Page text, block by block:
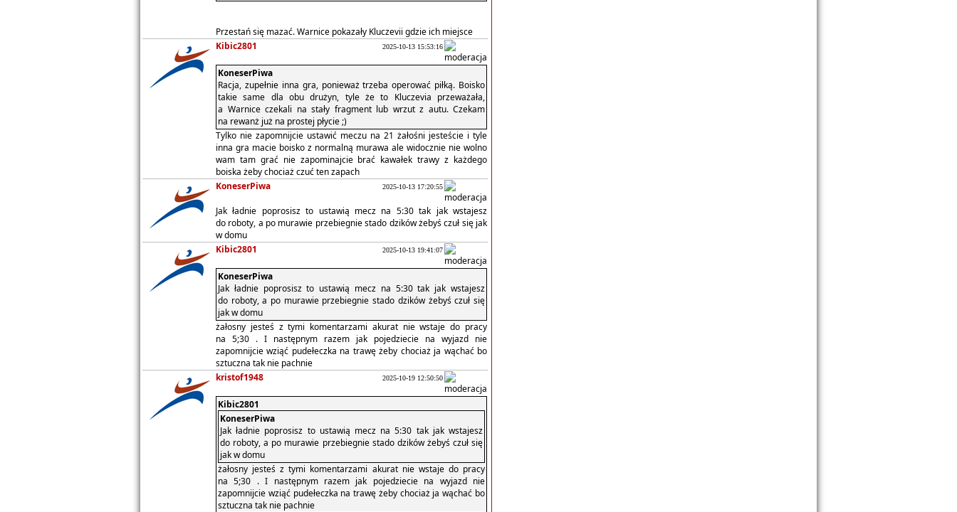
Przestań się mazać. Warnice pokazały Kluczevii gdzie ich miejsce
Kibic2801
2025-10-13 15:53:16
KoneserPiwa
Racja, zupełnie inna gra, ponieważ trzeba operować piłką. Boisko
takie same dla obu drużyn, tyle że to Kluczevia przeważała,
a Warnice czekali na stały fragment lub wrzut z autu. Czekam
na rewanż już na prostej płycie ;)
Tylko nie zapomnijcie ustawić meczu na 21 żałośni jesteście i tyle
inna gra macie boisko z normalną murawa ale widocznie nie wolno
wam tam grać nie zapominajcie brać kawałek trawy z każdego
boiska żeby chociaż czuć ten zapach
KoneserPiwa
2025-10-13 17:20:55
Jak ładnie poprosisz to ustawią mecz na 5:30 tak jak wstajesz
do roboty, a po murawie przebiegnie stado dzików żebyś czuł się jak
w domu
Kibic2801
2025-10-13 19:41:07
KoneserPiwa
Jak ładnie poprosisz to ustawią mecz na 5:30 tak jak wstajesz
do roboty, a po murawie przebiegnie stado dzików żebyś czuł się
jak w domu
żałosny jesteś z tymi komentarzami akurat nie wstaje do pracy
na 5;30 . I następnym razem jak pojedziecie na wyjazd nie
zapomnijcie wziąć pudełeczka na trawę żeby chociaż ja wąchać bo
sztuczna tak nie pachnie
kristof1948
2025-10-19 12:50:50
Kibic2801
KoneserPiwa
Jak ładnie poprosisz to ustawią mecz na 5:30 tak jak wstajesz
do roboty, a po murawie przebiegnie stado dzików żebyś czuł się
jak w domu
żałosny jesteś z tymi komentarzami akurat nie wstaje do pracy
na 5;30 . I następnym razem jak pojedziecie na wyjazd nie
zapomnijcie wziąć pudełeczka na trawę żeby chociaż ja wąchać bo
sztuczna tak nie pachnie